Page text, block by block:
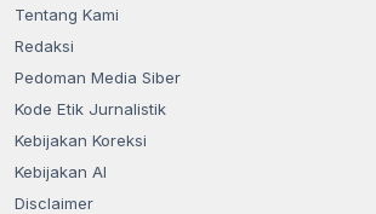
Tentang Kami
Redaksi
Pedoman Media Siber
Kode Etik Jurnalistik
Kebijakan Koreksi
Kebijakan AI
Disclaimer